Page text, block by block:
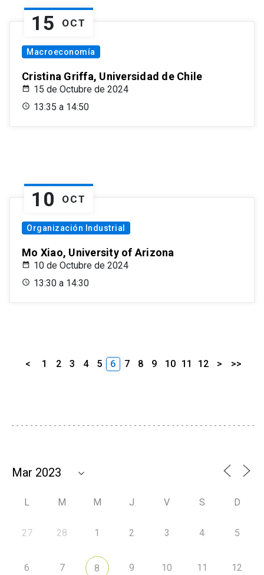
15 OCT
Macroeconomía
Cristina Griffa, Universidad de Chile
15 de Octubre de 2024
13:35 a 14:50
10 OCT
Organización Industrial
Mo Xiao, University of Arizona
10 de Octubre de 2024
13:30 a 14:30
< 1 2 3 4 5 6 7 8 9 10 11 12 > >>
L M M J V S D
27 28 1 2 3 4 5
6 7 8 9 10 11 12